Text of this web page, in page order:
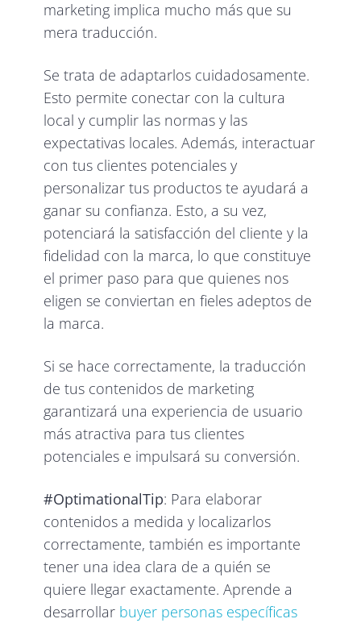
marketing implica mucho más que su
mera traducción.
Se trata de adaptarlos cuidadosamente.
Esto permite conectar con la cultura
local y cumplir las normas y las
expectativas locales. Además, interactuar
con tus clientes potenciales y
personalizar tus productos te ayudará a
ganar su confianza. Esto, a su vez,
potenciará la satisfacción del cliente y la
fidelidad con la marca, lo que constituye
el primer paso para que quienes nos
eligen se conviertan en fieles adeptos de
la marca.
Si se hace correctamente, la traducción
de tus contenidos de marketing
garantizará una experiencia de usuario
más atractiva para tus clientes
potenciales e impulsará su conversión.
#OptimationalTip: Para elaborar
contenidos a medida y localizarlos
correctamente, también es importante
tener una idea clara de a quién se
quiere llegar exactamente. Aprende a
desarrollar buyer personas específicas